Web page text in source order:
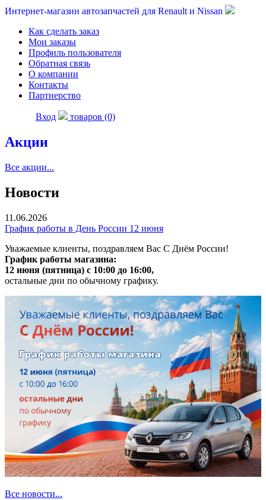
Интернет-магазин автозапчастей для Renault и Nissan
Как сделать заказ
Мои заказы
Профиль пользователя
Обратная связь
О компании
Контакты
Партнерство
Вход товаров (0)
Акции
Все акции...
Новости
11.06.2026
График работы в День России 12 июня
Уважаемые клиенты, поздравляем Вас С Днём России!
График работы магазина:
12 июня (пятница) с 10:00 до 16:00,
остальные дни по обычному графику.
Все новости...